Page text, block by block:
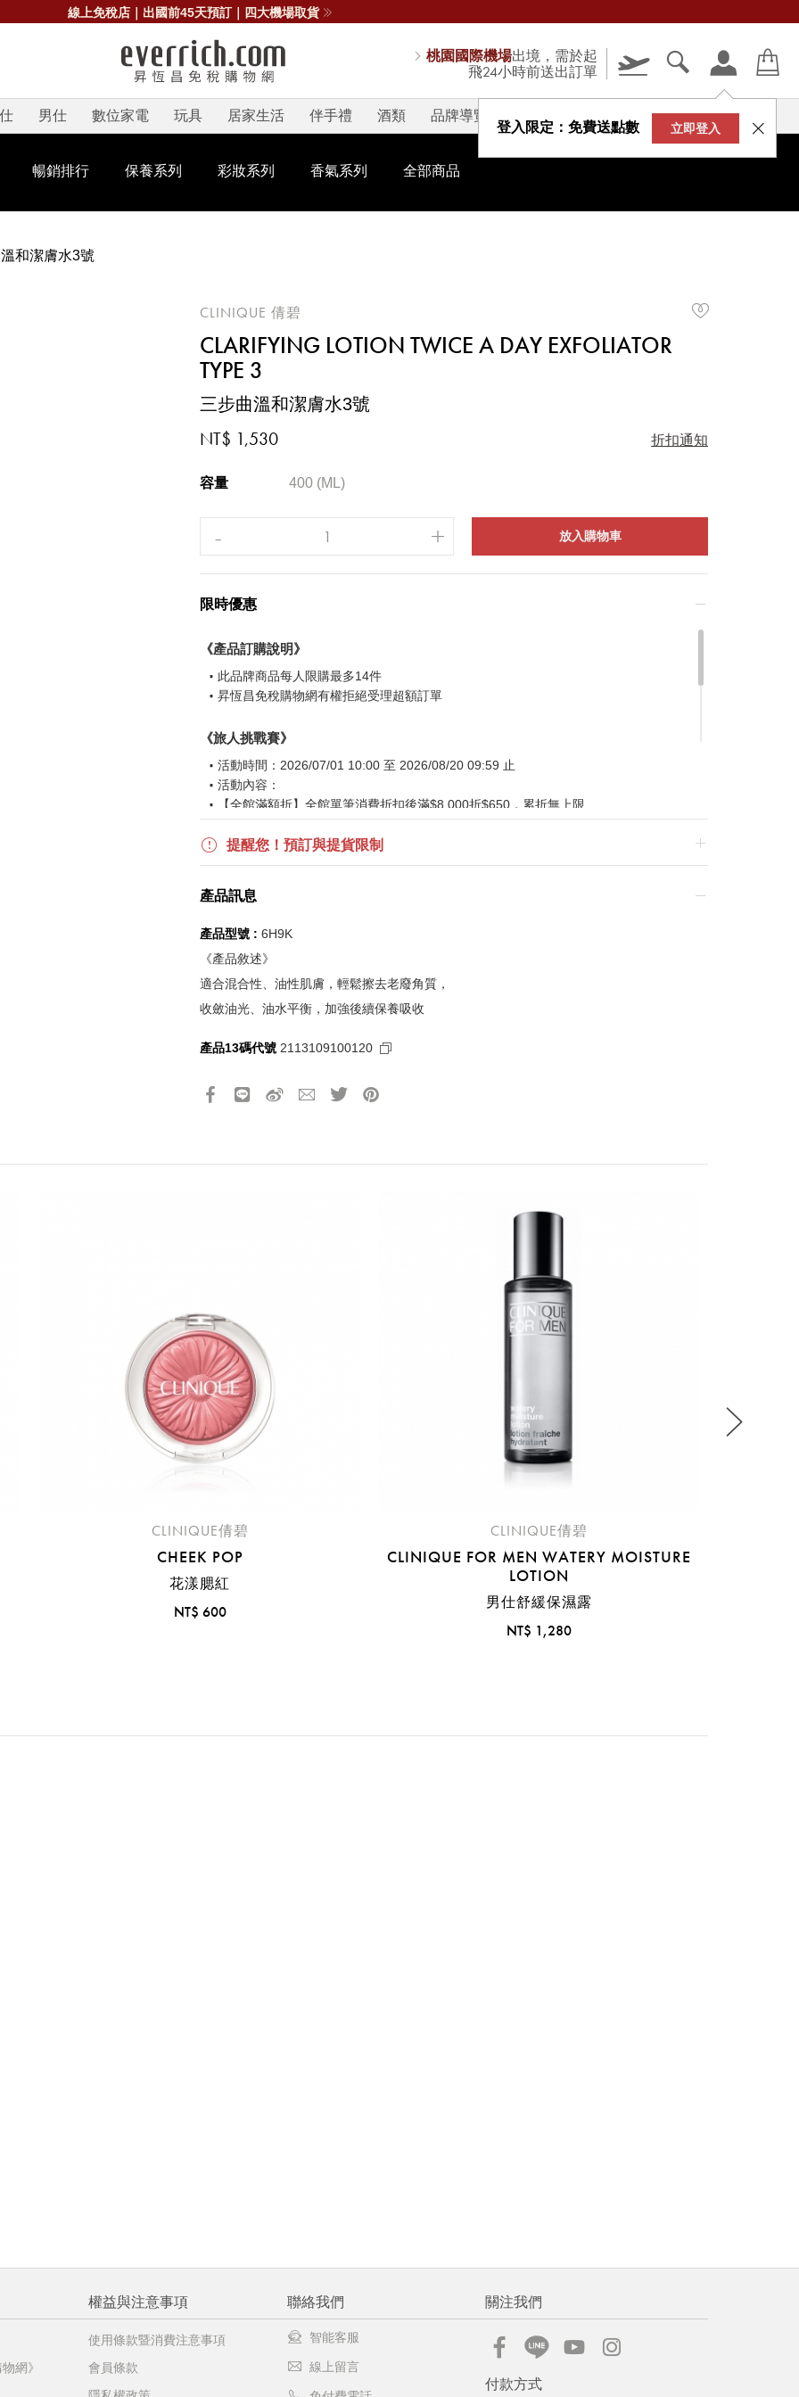
線上免稅店｜出國前45天預訂｜四大機場取貨
桃園國際機場出境，需於起
飛24小時前送出訂單
登入限定：免費送點數 立即登入
男仕 數位家電 玩具 居家生活 伴手禮 酒類 品牌導覽 V-STORY
暢銷排行 保養系列 彩妝系列 香氣系列 全部商品
臺中國際機場(RMQ)
高雄國際機場(KHH)
國際線出境旅客 使用
和潔膚水3號
您必須登入才有辦法使用喜愛清單！
CLINIQUE 倩碧
CLARIFYING LOTION TWICE A DAY EXFOLIATOR
TYPE 3
三步曲溫和潔膚水3號
NT$ 1,530 折扣通知
容量 400 (ML)
放入購物車
限時優惠
《產品訂購說明》
此品牌商品每人限購最多14件
昇恆昌免稅購物網有權拒絕受理超額訂單
《旅人挑戰賽》
活動時間：2026/07/01 10:00 至 2026/08/20 09:59 止
活動內容：
【全館滿額折】全館單筆消費折扣後滿$8,000折$650，累折無上限
【下單贈】全館消費不限金額，贈小學生課本小圓鏡
【滿$6,000贈】全館單筆消費折扣後滿$6,000，贈小學生課本娃娃盲盒
波段活動：
$850 折扣後滿$15,000 可折抵
《刷指定信用卡優惠》
活動詳情請參見信用卡優惠指南
如使用信用卡分期，無法部分退換貨，須整筆刷退後重新購買
《網站活動限制說明》
提醒您！預訂與提貨限制
產品訊息
產品型號 : 6H9K
《產品敘述》
適合混合性、油性肌膚，輕鬆擦去老廢角質，
收斂油光、油水平衡，加強後續保養吸收
產品13碼代號 2113109100120
CLINIQUE倩碧
CHEEK POP
花漾腮紅
NT$ 600
CLINIQUE倩碧
CLINIQUE FOR MEN WATERY MOISTURE
LOTION
男仕舒緩保濕露
NT$ 1,280
網》
權益與注意事項
使用條款暨消費注意事項
會員條款
聯絡我們
智能客服
線上留言
關注我們
付款方式